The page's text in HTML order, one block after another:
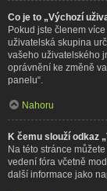
Co je to „Výchozí
Pokud jste členem
uživatelská skupina
vašeho uživatelského
oprávnění ke změně
panelu“.
Nahoru
K čemu slouží odkaz
Na této stránce
vedení fóra včetně
další informace jako